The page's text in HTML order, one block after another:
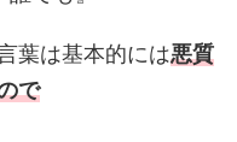
葉は基本的には悪質
で